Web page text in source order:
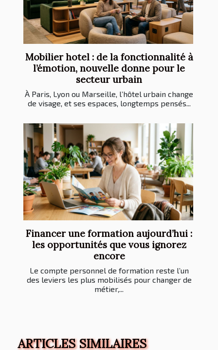
Mobilier hotel : de la fonctionnalité à
l’émotion, nouvelle donne pour le
secteur urbain
À Paris, Lyon ou Marseille, l’hôtel urbain change
de visage, et ses espaces, longtemps pensés...
Financer une formation aujourd’hui :
les opportunités que vous ignorez
encore
Le compte personnel de formation reste l’un
des leviers les plus mobilisés pour changer de
métier,...
ARTICLES SIMILAIRES